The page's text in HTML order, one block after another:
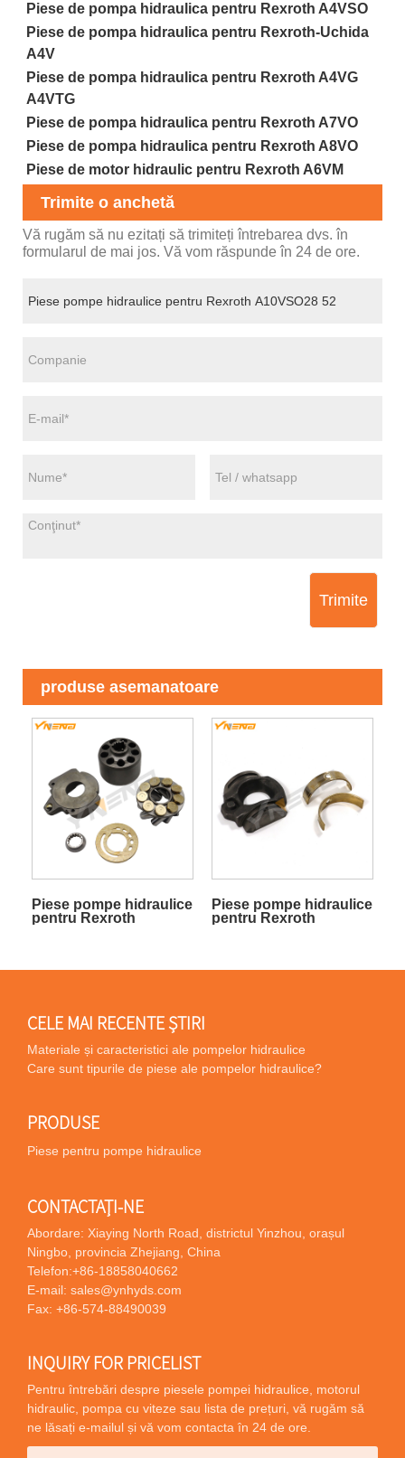
Piese de pompa hidraulica pentru Rexroth A4VSO
Piese de pompa hidraulica pentru Rexroth-Uchida
A4V
Piese de pompa hidraulica pentru Rexroth A4VG
A4VTG
Piese de pompa hidraulica pentru Rexroth A7VO
Piese de pompa hidraulica pentru Rexroth A8VO
Piese de motor hidraulic pentru Rexroth A6VM
Trimite o anchetă
Vă rugăm să nu ezitați să trimiteți întrebarea dvs. în
formularul de mai jos. Vă vom răspunde în 24 de ore.
Trimite
produse asemanatoare
Piese pompe hidraulice
pentru Rexroth
Piese pompe hidraulice
pentru Rexroth
CELE MAI RECENTE ȘTIRI
Materiale și caracteristici ale pompelor hidraulice
Care sunt tipurile de piese ale pompelor hidraulice?
PRODUSE
Piese pentru pompe hidraulice
CONTACTAŢI-NE
Abordare: Xiaying North Road, districtul Yinzhou, orașul
Ningbo, provincia Zhejiang, China
Telefon:+86-18858040662
E-mail: sales@ynhyds.com
Fax: +86-574-88490039
INQUIRY FOR PRICELIST
Pentru întrebări despre piesele pompei hidraulice, motorul
hidraulic, pompa cu viteze sau lista de prețuri, vă rugăm să
ne lăsați e-mailul și vă vom contacta în 24 de ore.